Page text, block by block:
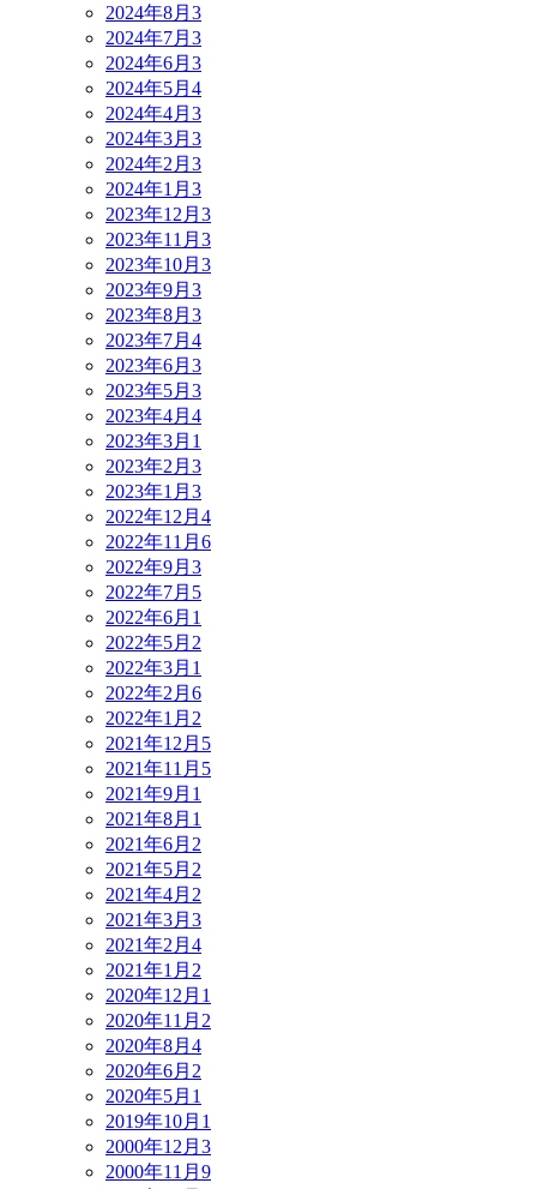
2024年8月 3
2024年7月 3
2024年6月 3
2024年5月 4
2024年4月 3
2024年3月 3
2024年2月 3
2024年1月 3
2023年12月 3
2023年11月 3
2023年10月 3
2023年9月 3
2023年8月 3
2023年7月 4
2023年6月 3
2023年5月 3
2023年4月 4
2023年3月 1
2023年2月 3
2023年1月 3
2022年12月 4
2022年11月 6
2022年9月 3
2022年7月 5
2022年6月 1
2022年5月 2
2022年3月 1
2022年2月 6
2022年1月 2
2021年12月 5
2021年11月 5
2021年9月 1
2021年8月 1
2021年6月 2
2021年5月 2
2021年4月 2
2021年3月 3
2021年2月 4
2021年1月 2
2020年12月 1
2020年11月 2
2020年8月 4
2020年6月 2
2020年5月 1
2019年10月 1
2000年12月 3
2000年11月 9